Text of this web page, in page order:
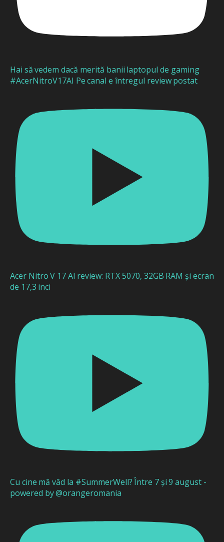
Hai să vedem dacă merită banii laptopul de gaming
#AcerNitroV17AI Pe canal e întregul review postat
Acer Nitro V 17 AI review: RTX 5070, 32GB RAM și ecran
de 17,3 inci
Cu cine mă văd la #SummerWell? Între 7 și 9 august -
powered by @orangeromania